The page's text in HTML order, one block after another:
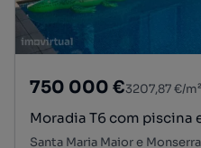
750 000 €3207,87 €/m²
Moradia T6 com piscina